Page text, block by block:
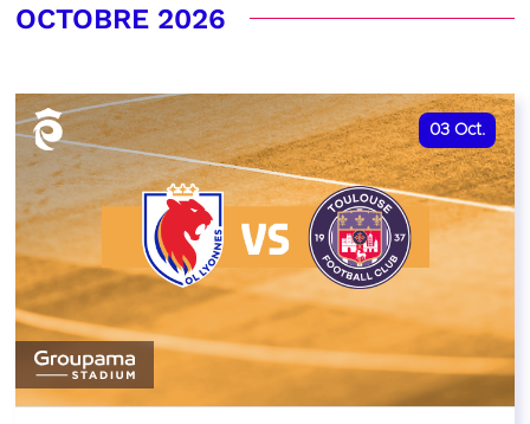
OCTOBRE 2026
03 Oct.